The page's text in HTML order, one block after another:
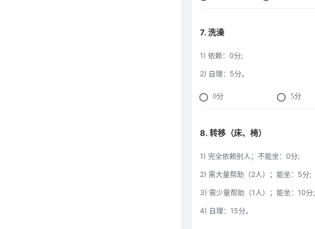
7. 洗澡
1) 依赖：0分;
2) 自理：5分。
0分 5分
8. 转移（床、椅）
1) 完全依赖别人；不能坐：0分;
2) 需大量帮助（2人）；能坐：5分;
3) 需少量帮助（1人）；能坐：10分;
4) 自理：15分。